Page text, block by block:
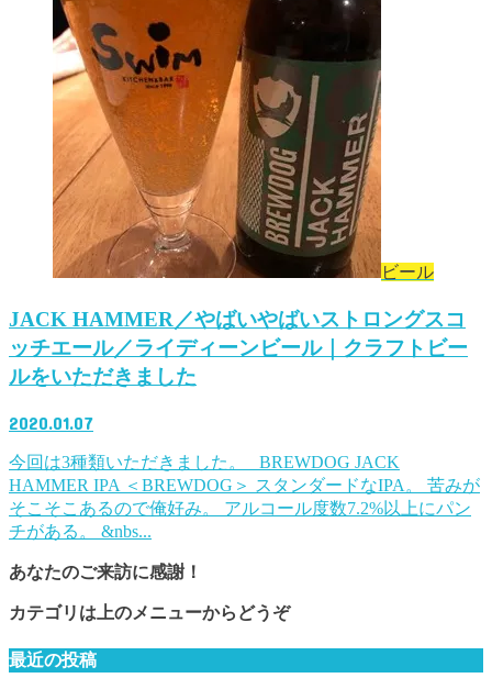
ビール
JACK HAMMER／やばいやばいストロングスコ
ッチエール／ライディーンビール｜クラフトビー
ルをいただきました
2020.01.07
今回は3種類いただきました。 BREWDOG JACK
HAMMER IPA ＜BREWDOG＞ スタンダードなIPA。 苦みが
そこそこあるので俺好み。 アルコール度数7.2%以上にパン
チがある。 &nbs...
あなたのご来訪に感謝！
カテゴリは上のメニューからどうぞ
最近の投稿